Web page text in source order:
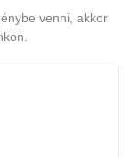
venni, akkor